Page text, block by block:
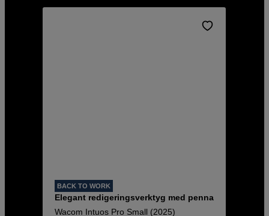
BACK TO WORK
Elegant redigeringsverktyg med penna
Wacom Intuos Pro Small (2025)